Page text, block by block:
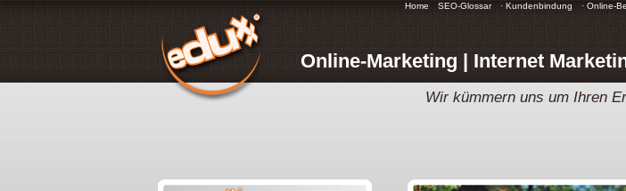
Online-Marketing | Internet
Wir kümmern uns um Ihren
Home SEO-Glossar · Kundenbindung · Online-